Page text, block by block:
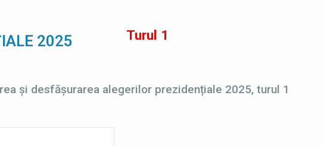
2025 Turul 1
și desfășurarea alegerilor prezidențiale 2025, turul 1